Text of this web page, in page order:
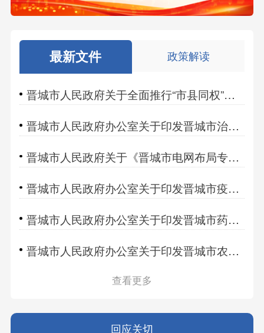
最新文件 政策解读
晋城市人民政府关于全面推行“市县同权”改革的通知
晋城市人民政府办公室关于印发晋城市治理欠薪工作全链条防控措施的通知
晋城市人民政府关于《晋城市电网布局专项规划（2025-2035年）》的批复
晋城市人民政府办公室关于印发晋城市疫苗质量安全事件应急预案的通知
晋城市人民政府办公室关于印发晋城市药品安全突发事件应急预案的通知
晋城市人民政府办公室关于印发晋城市农业高质量发展若干政策举措的通知
查看更多
回应关切